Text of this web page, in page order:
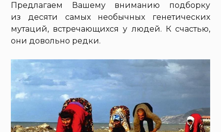
Предлагаем Вашему вниманию подборку
из десяти самых необычных генетических
мутаций, встречающихся у людей. К счастью,
они довольно редки.